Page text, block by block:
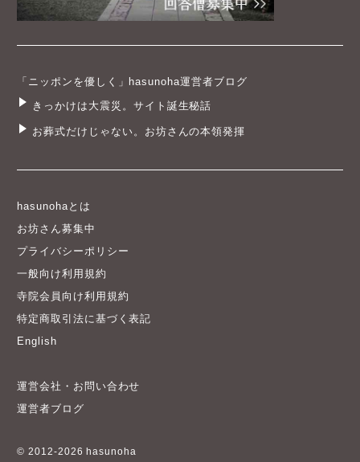
「ニッポンを優しく」hasunoha運営者ブログ
きっかけは大震災。サイト誕生秘話
お葬式だけじゃない。お坊さんの本領発揮
hasunohaとは
お坊さん募集中
プライバシーポリシー
一般向け利用規約
寺院会員向け利用規約
特定商取引法に基づく表記
English
運営会社・お問い合わせ
運営者ブログ
© 2012-2026 hasunoha